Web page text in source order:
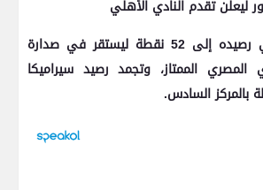
ليعلن تقدم النادي الأهلي
ورفع النادي الأهلي رصيده إلى 52 نقطة ليستقر في صدارة
المصري الممتاز، وتجمد رصيد سيراميكا